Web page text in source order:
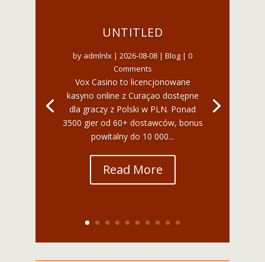
UNTITLED
by admlnlx | 2026-08-08 | Blog | 0
Comments
Vox Casino to licencjonowane
kasyno online z Curaçao dostępne
dla graczy z Polski w PLN. Ponad
3500 gier od 60+ dostawców, bonus
powitalny do 10 000...
Read More